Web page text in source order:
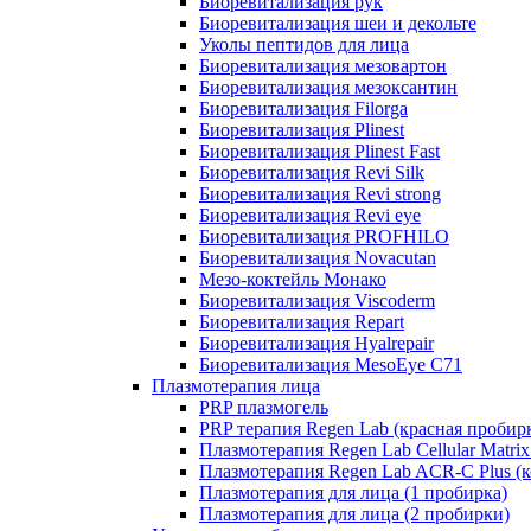
Биоревитализация шеи и декольте
Уколы пептидов для лица
Биоревитализация мезовартон
Биоревитализация мезоксантин
Биоревитализация Filorga
Биоревитализация Plinest
Биоревитализация Plinest Fast
Биоревитализация Revi Silk
Биоревитализация Revi strong
Биоревитализация Revi eye
Биоревитализация PROFHILO
Биоревитализация Novacutan
Мезо-коктейль Монако
Биоревитализация Viscoderm
Биоревитализация Repart
Биоревитализация Hyalrepair
Биоревитализация MesoEye C71
Плазмотерапия лица
PRP плазмогель
PRP терапия Regen Lab (красная
Плазмотерапия Regen Lab Cellular
Плазмотерапия Regen Lab ACR-C Plus
Плазмотерапия для лица (1 пробирка)
Плазмотерапия для лица (2 пробирки)